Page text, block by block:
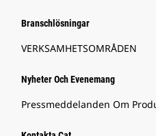
Branschlösningar
VERKSAMHETSOMRÅDEN
Nyheter Och Evenemang
Pressmeddelanden Om